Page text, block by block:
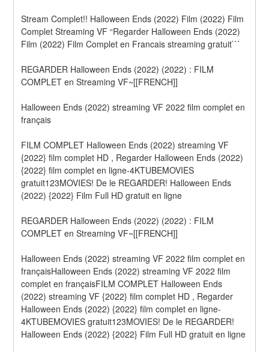
Stream Complet!! Halloween Ends (2022) Film (2022) Film
Complet Streaming VF “Regarder Halloween Ends (2022)
Film (2022) Film Complet en Francais streaming gratuit```
REGARDER Halloween Ends (2022) (2022) : FILM
COMPLET en Streaming VF~[[FRENCH]]
Halloween Ends (2022) streaming VF 2022 film complet en
français
FILM COMPLET Halloween Ends (2022) streaming VF
{2022} film complet HD , Regarder Halloween Ends (2022)
{2022} film complet en ligne-4KTUBEMOVIES
gratuit123MOVIES! De le REGARDER! Halloween Ends
(2022) {2022} Film Full HD gratuit en ligne
REGARDER Halloween Ends (2022) (2022) : FILM
COMPLET en Streaming VF~[[FRENCH]]
Halloween Ends (2022) streaming VF 2022 film complet en
françaisHalloween Ends (2022) streaming VF 2022 film
complet en françaisFILM COMPLET Halloween Ends
(2022) streaming VF {2022} film complet HD , Regarder
Halloween Ends (2022) {2022} film complet en ligne-
4KTUBEMOVIES gratuit123MOVIES! De le REGARDER!
Halloween Ends (2022) {2022} Film Full HD gratuit en ligne